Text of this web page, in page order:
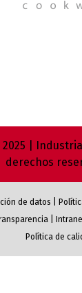
|
derechos
de datos
|
Política de